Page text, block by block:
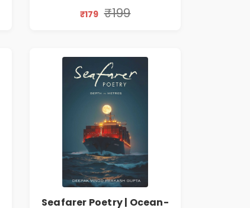
Connection | By
₹179 ₹199
Seafarer Poetry | Ocean-